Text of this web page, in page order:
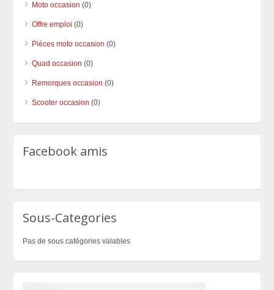
Moto occasion (0)
Offre emploi (0)
Pièces moto occasion (0)
Quad occasion (0)
Remorques occasion (0)
Scooter occasion (0)
Facebook amis
Sous-Categories
Pas de sous catégories valables